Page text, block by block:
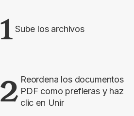
1 Sube los archivos
2 Reordena los documentos
PDF como prefieras y haz
clic en Unir